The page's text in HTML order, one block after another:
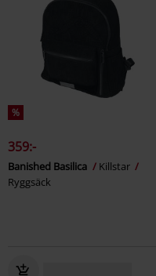
%
359:-
Banished Basilica
Killstar
Ryggsäck